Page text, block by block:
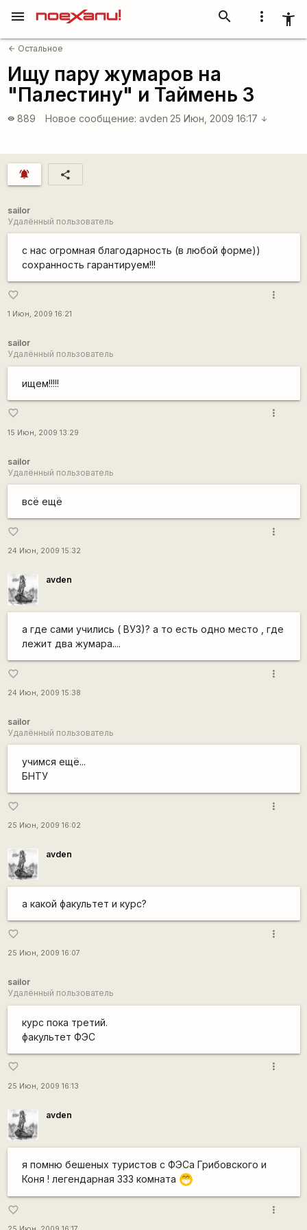
more_vert accessibility_new
search
menu
arrow_back Остальное
Ищу пару жумаров на
"Палестину" и Таймень 3
visibility 889 Новое сообщение: avden 25 Июн, 2009 16:17 arrow_downward
notifications_active share
sailor
Удалённый пользователь
с нас огромная благодарность (в любой форме))
сохранность гарантируем!!!
favorite_border
1 Июн, 2009 16:21
more_vert
sailor
Удалённый пользователь
ищем!!!!!
favorite_border
15 Июн, 2009 13:29
more_vert
sailor
Удалённый пользователь
всё ещё
favorite_border
24 Июн, 2009 15:32
more_vert
avden
а где сами учились ( ВУЗ)? а то есть одно место , где
лежит два жумара....
favorite_border
24 Июн, 2009 15:38
more_vert
sailor
Удалённый пользователь
учимся ещё...
БНТУ
favorite_border
25 Июн, 2009 16:02
more_vert
avden
а какой факультет и курс?
favorite_border
25 Июн, 2009 16:07
more_vert
sailor
Удалённый пользователь
курс пока третий.
факультет ФЭС
favorite_border
25 Июн, 2009 16:13
more_vert
avden
я помню бешеных туристов с ФЭСа Грибовского и
Коня ! легендарная 333 комната ;D
favorite_border more_vert